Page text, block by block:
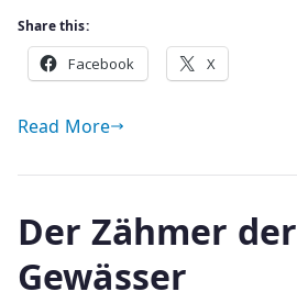
acolo,
mine,
de
fi
transpusă
loial
Share this:
Facebook X
Read More
Der Zähmer der
Gewässer